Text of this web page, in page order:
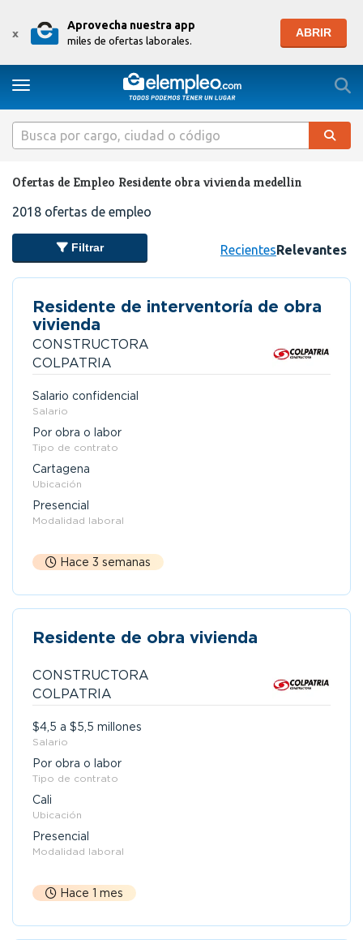
x
Aprovecha nuestra app
miles de ofertas laborales.
ABRIR
Toggle navigation
Ofertas de Empleo Residente obra vivienda medellin
2018 ofertas de empleo
Filtrar RecientesRelevantes
Residente de interventoría de obra
vivienda
CONSTRUCTORA
COLPATRIA
Salario confidencial
Salario
Por obra o labor
Tipo de contrato
Cartagena
Ubicación
Presencial
Modalidad laboral
Hace 3 semanas
Residente de obra vivienda
CONSTRUCTORA
COLPATRIA
$4,5 a $5,5 millones
Salario
Por obra o labor
Tipo de contrato
Cali
Ubicación
Presencial
Modalidad laboral
Hace 1 mes